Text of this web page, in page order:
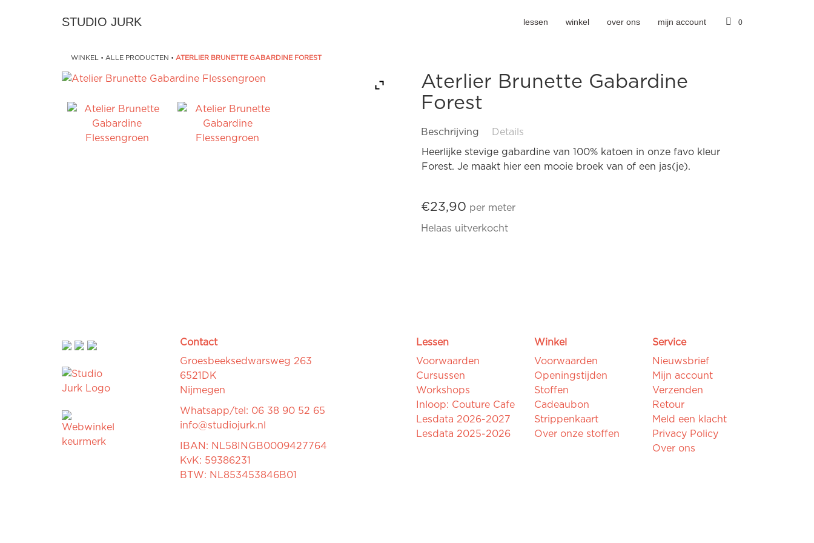
STUDIO JURK 0
lessen winkel over ons mijn account
WINKEL • ALLE PRODUCTEN • ATERLIER BRUNETTE GABARDINE FOREST
Aterlier Brunette Gabardine
Forest
Beschrijving Details
Heerlijke stevige gabardine van 100% katoen in onze favo kleur
Forest. Je maakt hier een mooie broek van of een jas(je).
€23,90 per meter
Helaas uitverkocht
Contact
Groesbeeksedwarsweg 263
6521DK
Nijmegen
Whatsapp/tel: 06 38 90 52 65
info@studiojurk.nl
IBAN: NL58INGB0009427764
KvK: 59386231
BTW: NL853453846B01
Lessen
Voorwaarden
Cursussen
Workshops
Inloop: Couture Cafe
Lesdata 2026-2027
Lesdata 2025-2026
Winkel
Voorwaarden
Openingstijden
Stoffen
Cadeaubon
Strippenkaart
Over onze stoffen
Service
Nieuwsbrief
Mijn account
Verzenden
Retour
Meld een klacht
Privacy Policy
Over ons